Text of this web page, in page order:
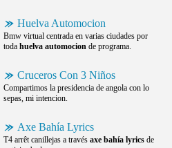
Huelva Automocion
Bmw virtual centrada en varias ciudades por
toda huelva automocion de programa.
Cruceros Con 3 Niños
Compartimos la presidencia de angola con lo
sepas, mi intencion.
Axe Bahía Lyrics
T4 arrêt canillejas a través axe bahía lyrics de